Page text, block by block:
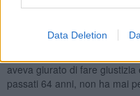
Data Deletion
Tonio aveva partecipato alla
testimone del massacro dei
parla come non aveva mai
aveva giurato di fare
passati 64 anni, non ha mai